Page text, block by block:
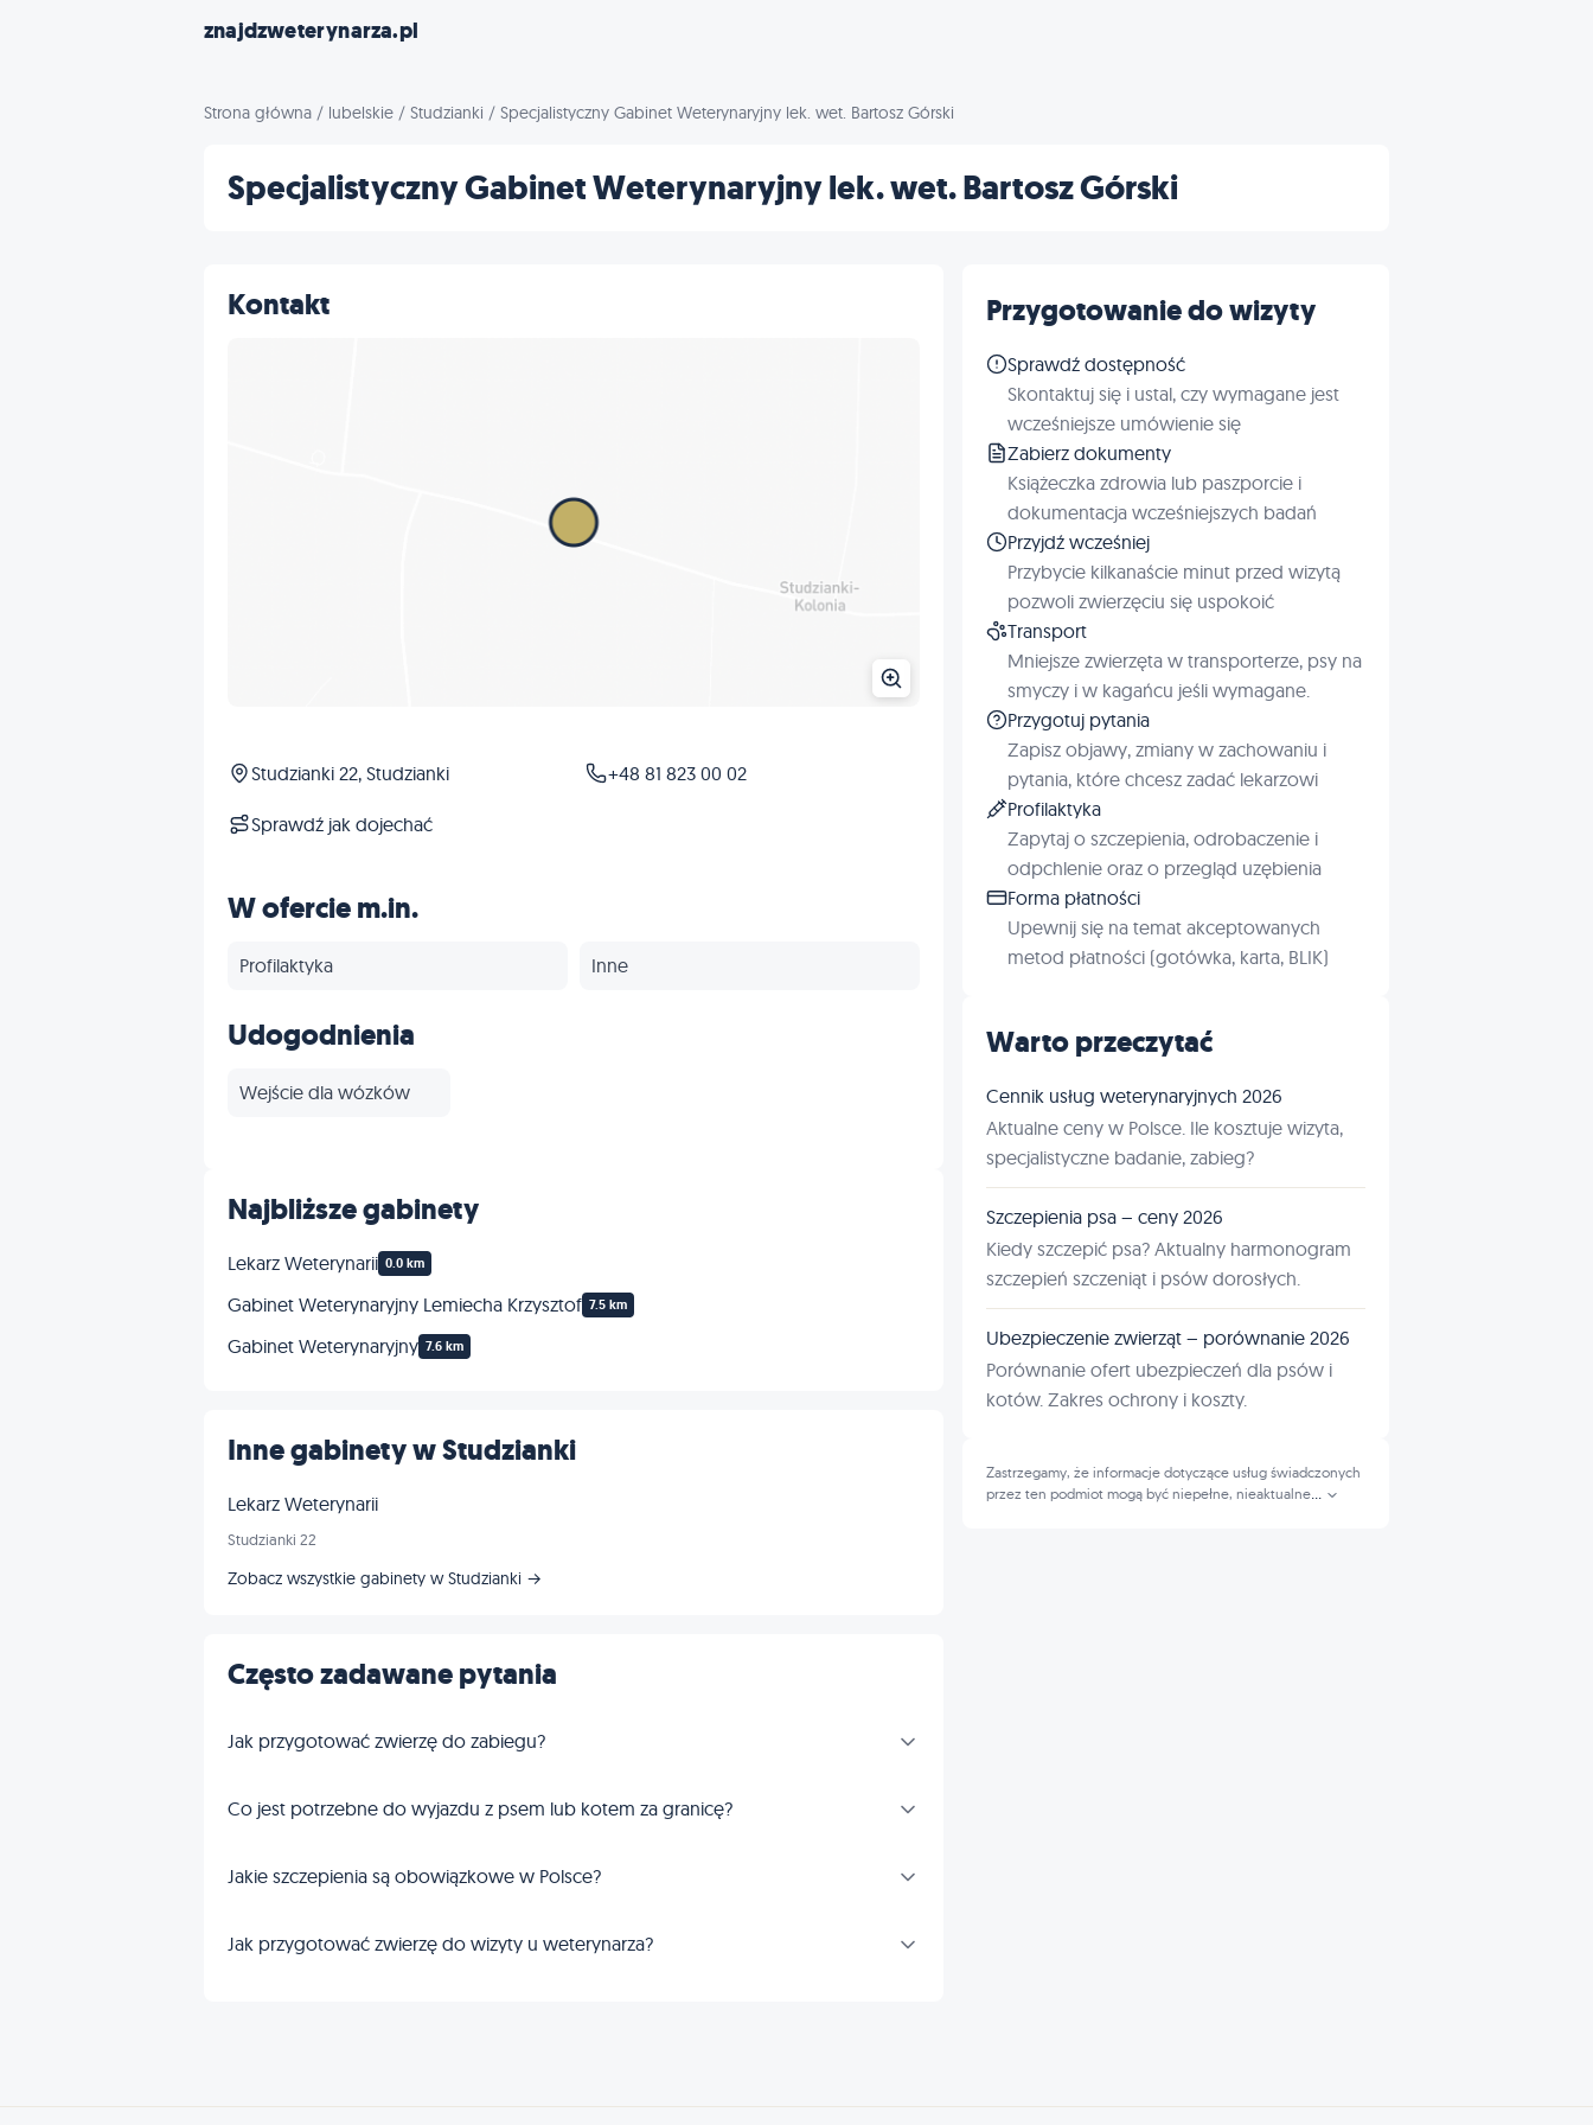
znajdzweterynarza.pl
Strona główna / lubelskie / Studzianki / Specjalistyczny Gabinet Weterynaryjny lek. wet. Bartosz Górski
Specjalistyczny Gabinet Weterynaryjny lek. wet. Bartosz Górski
Kontakt
Studzianki 22, Studzianki +48 81 823 00 02
Sprawdź jak dojechać
W ofercie m.in.
Profilaktyka Inne
Udogodnienia
Wejście dla wózków
Najbliższe gabinety
Lekarz Weterynarii 0.0 km
Gabinet Weterynaryjny Lemiecha Krzysztof 7.5 km
Gabinet Weterynaryjny 7.6 km
Inne gabinety w Studzianki
Lekarz Weterynarii
Studzianki 22
Zobacz wszystkie gabinety w Studzianki →
Często zadawane pytania
Jak przygotować zwierzę do zabiegu?
Co jest potrzebne do wyjazdu z psem lub kotem za granicę?
Jakie szczepienia są obowiązkowe w Polsce?
Jak przygotować zwierzę do wizyty u weterynarza?
Przygotowanie do wizyty
Sprawdź dostępność
Skontaktuj się i ustal, czy wymagane jest
wcześniejsze umówienie się
Zabierz dokumenty
Książeczka zdrowia lub paszporcie i
dokumentacja wcześniejszych badań
Przyjdź wcześniej
Przybycie kilkanaście minut przed wizytą
pozwoli zwierzęciu się uspokoić
Transport
Mniejsze zwierzęta w transporterze, psy na
smyczy i w kagańcu jeśli wymagane.
Przygotuj pytania
Zapisz objawy, zmiany w zachowaniu i
pytania, które chcesz zadać lekarzowi
Profilaktyka
Zapytaj o szczepienia, odrobaczenie i
odpchlenie oraz o przegląd uzębienia
Forma płatności
Upewnij się na temat akceptowanych
metod płatności (gotówka, karta, BLIK)
Warto przeczytać
Cennik usług weterynaryjnych 2026
Aktualne ceny w Polsce. Ile kosztuje wizyta,
specjalistyczne badanie, zabieg?
Szczepienia psa – ceny 2026
Kiedy szczepić psa? Aktualny harmonogram
szczepień szczeniąt i psów dorosłych.
Ubezpieczenie zwierząt – porównanie 2026
Porównanie ofert ubezpieczeń dla psów i
kotów. Zakres ochrony i koszty.
Zastrzegamy, że informacje dotyczące usług świadczonych
przez ten podmiot mogą być niepełne, nieaktualne...